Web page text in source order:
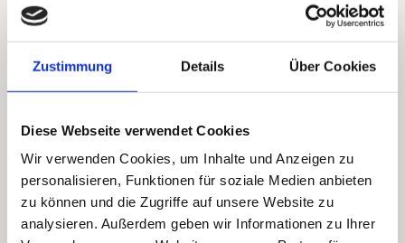
Zustimmung Details Über Cookies
Diese Webseite verwendet Cookies
Wir verwenden Cookies, um Inhalte und Anzeigen zu
personalisieren, Funktionen für soziale Medien anbieten
zu können und die Zugriffe auf unsere Website zu
analysieren. Außerdem geben wir Informationen zu Ihrer
ART. 6 ABS. 1 LIT. E ODER F DSGVO ERFOLGT, HABEN SIE
JEDERZEIT DAS RECHT, AUS GRÜNDEN, DIE SICH AUS IHRER
BESONDEREN SITUATION ERGEBEN, GEGEN DIE
VERARBEITUNG IHRER PERSONENBEZOGENEN DATEN
VERARBEITUNG BERUHT, ENTNEHMEN SIE DIESER
DATENSCHUTZERKLÄRUNG. WENN SIE WIDERSPRUCH
PERSONENBEZOGENEN DATEN NICHT MEHR VERARBEITEN,
ES SEI DENN, WIR KÖNNEN ZWINGENDE SCHUTZWÜRDIGE
GRÜNDE FÜR DIE VERARBEITUNG NACHWEISEN, DIE IHRE